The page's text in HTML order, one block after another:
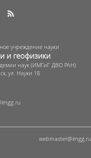
учреждение науки
и геофизики
наук (ИМГиГ ДВО РАН)
ул. Науки 1Б